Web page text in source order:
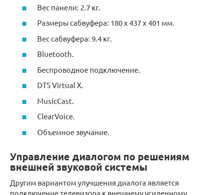
Вес панели: 2.7 кг.
Размеры сабвуфера: 180 х 437 х 401 мм.
Вес сабвуфера: 9.4 кг.
Bluetooth.
Беспроводное подключение.
DTS Virtual X.
MusicCast.
ClearVoice.
Объемное звучание.
Управление диалогом по решениям
внешней звуковой системы
Другим вариантом улучшения диалога является
подключение телевизора к внешнему усиленному